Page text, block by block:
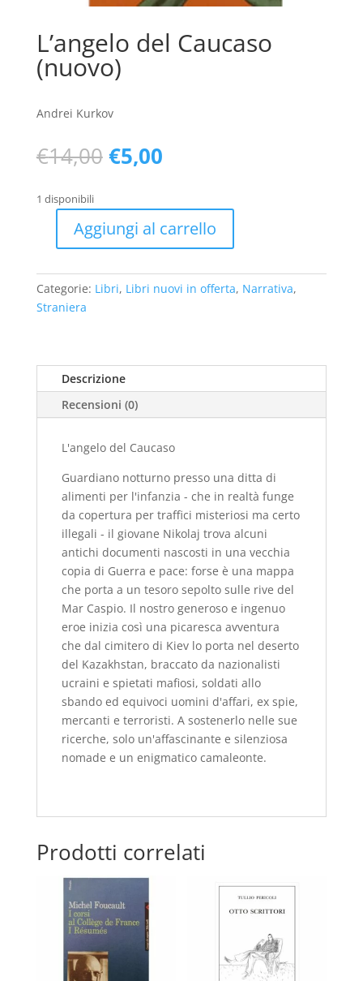
L’angelo del Caucaso
(nuovo)
Andrei Kurkov
€14,00 Il
prezzo
era:
€14,00.
€5,00Il
è:
€5,00.
1 disponibili
L'angelo
Caucaso
(nuovo)
quantità
Aggiungi al carrello
Categorie: Libri, Libri nuovi in offerta, Narrativa,
Straniera
Descrizione
Recensioni (0)
L'angelo del Caucaso
Guardiano notturno presso una ditta di
alimenti per l'infanzia - che in realtà funge
da copertura per traffici misteriosi ma certo
illegali - il giovane Nikolaj trova alcuni
antichi documenti nascosti in una vecchia
copia di Guerra e pace: forse è una mappa
che porta a un tesoro sepolto sulle rive del
Mar Caspio. Il nostro generoso e ingenuo
eroe inizia così una picaresca avventura
che dal cimitero di Kiev lo porta nel deserto
del Kazakhstan, braccato da nazionalisti
ucraini e spietati mafiosi, soldati allo
sbando ed equivoci uomini d'affari, ex spie,
mercanti e terroristi. A sostenerlo nelle sue
ricerche, solo un'affascinante e silenziosa
nomade e un enigmatico camaleonte.
Prodotti correlati